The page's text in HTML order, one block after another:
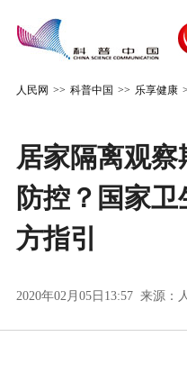
人民网 >> 科普中国 >> 乐享健康
居家隔离观
防控？国家
方指引
2020年02月05日13:57 来源：